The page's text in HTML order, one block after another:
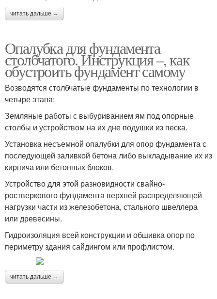
читать дальше →
Опалубка для фундамента
столбчатого. Инструкция –, как
обустроить фундамент самому
Возводятся столбчатые фундаменты по технологии в
четыре этапа:
Земляные работы с выбуриванием ям под опорные
столбы и устройством на их дне подушки из песка.
Установка несъемной опалубки для опор фундамента с
последующей заливкой бетона либо выкладывание их из
кирпича или бетонных блоков.
Устройство для этой разновидности свайно-
ростверкового фундамента верхней распределяющей
нагрузки части из железобетона, стального швеллера
или древесины.
Гидроизоляция всей конструкции и обшивка опор по
периметру здания сайдингом или профлистом.
читать дальше →